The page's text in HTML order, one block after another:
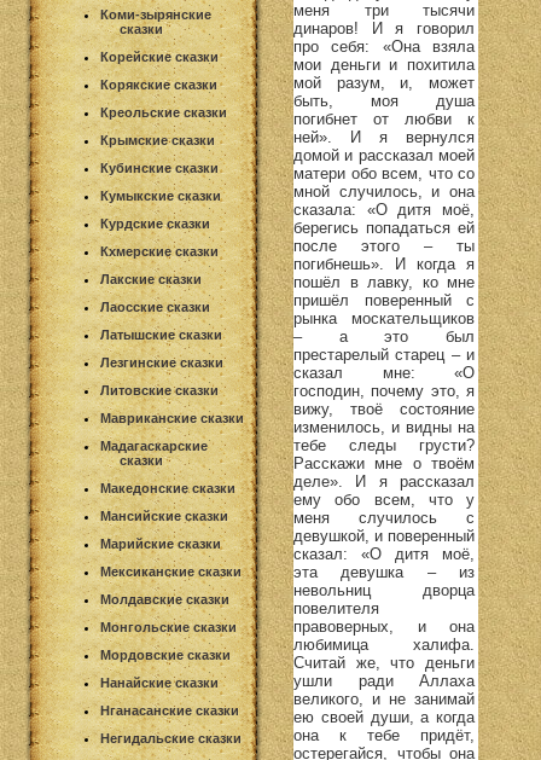
Коми-зырянские
сказки
Корейские сказки
Корякские сказки
Креольские сказки
Крымские сказки
Кубинские сказки
Кумыкские сказки
Курдские сказки
Кхмерские сказки
Лакские сказки
Лаосские сказки
Латышские сказки
Лезгинские сказки
Литовские сказки
Мавриканские сказки
Мадагаскарские
сказки
Македонские сказки
Мансийские сказки
Марийские сказки
Мексиканские сказки
Молдавские сказки
Монгольские сказки
Мордовские сказки
Нанайские сказки
Нганасанские сказки
Негидальские сказки
меня три тысячи
динаров! И я говорил
про себя: «Она взяла
мои деньги и похитила
мой разум, и, может
быть, моя душа
погибнет от любви к
ней». И я вернулся
домой и рассказал моей
матери обо всем, что со
мной случилось, и она
сказала: «О дитя моё,
берегись попадаться ей
после этого – ты
погибнешь». И когда я
пошёл в лавку, ко мне
пришёл поверенный с
рынка москательщиков
– а это был
престарелый старец – и
сказал мне: «О
господин, почему это, я
вижу, твоё состояние
изменилось, и видны на
тебе следы грусти?
Расскажи мне о твоём
деле». И я рассказал
ему обо всем, что у
меня случилось с
девушкой, и поверенный
сказал: «О дитя моё,
эта девушка – из
невольниц дворца
повелителя
правоверных, и она
любимица халифа.
Считай же, что деньги
ушли ради Аллаха
великого, и не занимай
ею своей души, а когда
она к тебе придёт,
остерегайся, чтобы она